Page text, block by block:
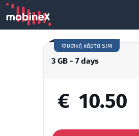
3 GB - 7 days
Φυσική κάρτα SIM
€ 10.50